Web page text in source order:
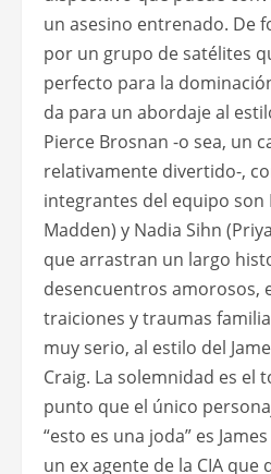
un asesino entrenado. De
por un grupo de satélites
perfecto para la
da para un abordaje al
Pierce Brosnan -o sea, un
relativamente divertido-,
integrantes del equipo son
Madden) y Nadia Sihn
que arrastran un largo
desencuentros amorosos,
traiciones y traumas
muy serio, al estilo del
Craig. La solemnidad es el
punto que el único
“esto es una joda” es
un ex agente de la CIA que